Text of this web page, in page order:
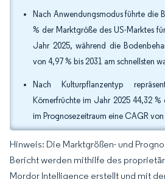
Nach Anwendungsmodus führte die
% der Marktgröße des US-Marktes
Jahr 2025, während die
von 4,97 % bis 2031 am schnellsten
Nach Kulturpflanzentyp
Körnerfrüchte im Jahr 2025 44,32 %
im Prognosezeitraum eine CAGR
Hinweis: Die Marktgrößen- und
Bericht werden mithilfe des
Mordor Intelligence erstellt und mit